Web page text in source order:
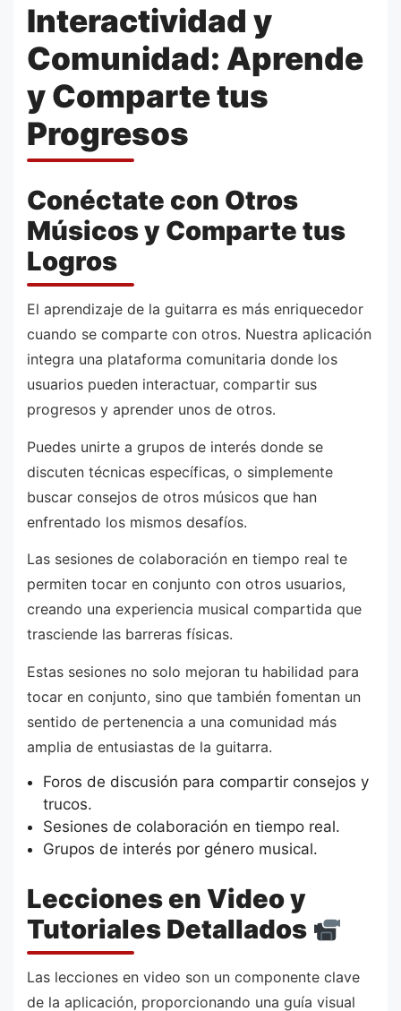
Interactividad y
Comunidad: Aprende
y Comparte tus
Progresos
Conéctate con Otros
Músicos y Comparte tus
Logros
El aprendizaje de la guitarra es más enriquecedor
cuando se comparte con otros. Nuestra aplicación
integra una plataforma comunitaria donde los
usuarios pueden interactuar, compartir sus
progresos y aprender unos de otros.
Puedes unirte a grupos de interés donde se
discuten técnicas específicas, o simplemente
buscar consejos de otros músicos que han
enfrentado los mismos desafíos.
Las sesiones de colaboración en tiempo real te
permiten tocar en conjunto con otros usuarios,
creando una experiencia musical compartida que
trasciende las barreras físicas.
Estas sesiones no solo mejoran tu habilidad para
tocar en conjunto, sino que también fomentan un
sentido de pertenencia a una comunidad más
amplia de entusiastas de la guitarra.
Foros de discusión para compartir consejos y
trucos.
Sesiones de colaboración en tiempo real.
Grupos de interés por género musical.
Lecciones en Video y
Tutoriales Detallados
Las lecciones en video son un componente clave
de la aplicación, proporcionando una guía visual